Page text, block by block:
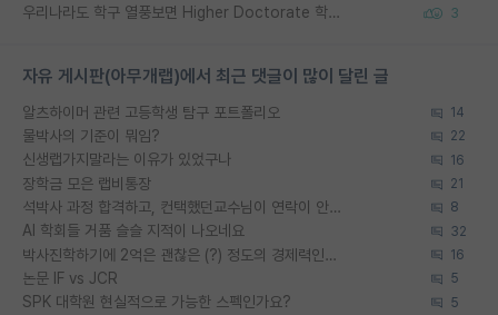
우리나라도 학구 열풍보면 Higher Doctorate 학위가 필요하다고 봅니다. 3
자유 게시판(아무개랩)에서 최근 댓글이 많이 달린 글
알츠하이머 관련 고등학생 탐구 포트폴리오 14
물박사의 기준이 뭐임? 22
신생랩가지말라는 이유가 있었구나 16
장학금 모은 랩비통장 21
석박사 과정 합격하고, 컨택했던교수님이 연락이 안됩니다... 8
AI 학회들 거품 슬슬 지적이 나오네요 32
박사진학하기에 2억은 괜찮은 (?) 정도의 경제력인가요 16
논문 IF vs JCR 5
SPK 대학원 현실적으로 가능한 스펙인가요? 5